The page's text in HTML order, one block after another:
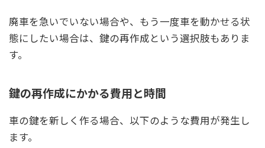
廃車を急いでいない場合や、もう一度車を動かせる状
態にしたい場合は、鍵の再作成という選択肢もありま
す。
鍵の再作成にかかる費用と時間
車の鍵を新しく作る場合、以下のような費用が発生し
ます。